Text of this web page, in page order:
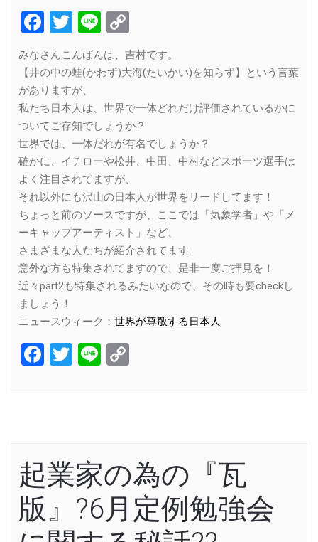
Facebook
Twitter
Line
Link
みなさんこんばんは、吉村です。
【井の中の蛙(かわず)大海(たいかい)を知らず】という言葉
がありますが、
私たち日本人は、世界で一体どれだけ評価されているかに
ついてご存知でしょうか？
世界では、一体だれが有名でしょうか？
確かに、イチローや松井、中田、中村などスポーツ選手は
よく注目されてますが、
それ以外にも沢山の日本人が世界をリードしてます！
ちょっと前のソースですが、ここでは「気象学者」や「メ
ーキャップアーティスト」など、
さまざまな人たちが紹介されてます。
意外な方も特集されてますので、是非一度ご拝見を！
近々part2も特集されるみたいなので、その時も要checkし
ましょう！
ニュースウィーク： 世界が尊敬する日本人
Facebook
Twitter
Line
起業家の為の『瓦
版』?6月定例勉強会